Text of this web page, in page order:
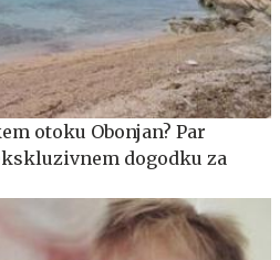
otoku Obonjan? Par
dogodku za